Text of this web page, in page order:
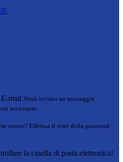
E-mail Verrà inviato un messaggio
necessarie.
utente? Effettua il reset della password
la casella di posta elettronica!